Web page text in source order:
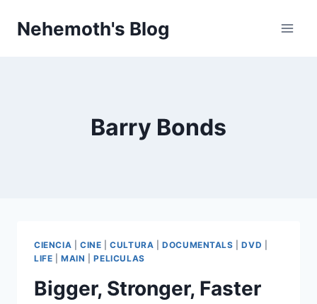
Nehemoth's Blog
Barry Bonds
CIENCIA CINE |CULTURA |DOCUMENTALS |DVD
LIFE |MAIN |PELICULAS
Bigger, Stronger, Faster